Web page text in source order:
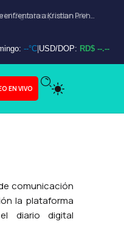
Anthony Joshua se enfrentara a Kristian Prenga en Arabia Saudita
--°C USD/DOP: RD$ --.--
EN VIVO
comunicación
la plataforma
diario digital